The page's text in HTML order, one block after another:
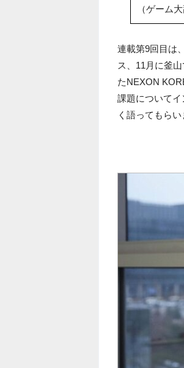
（ゲーム
連載第9回目は
ス、11月に釜
たNEXON
課題について
く語ってもらい